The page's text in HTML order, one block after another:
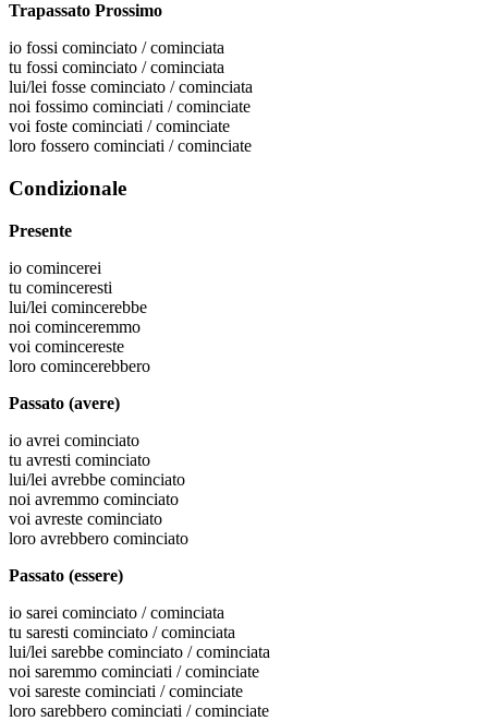
Trapassato Prossimo
io fossi cominciato / cominciata
tu fossi cominciato / cominciata
lui/lei fosse cominciato / cominciata
noi fossimo cominciati / cominciate
voi foste cominciati / cominciate
loro fossero cominciati / cominciate
Condizionale
Presente
io comincerei
tu cominceresti
lui/lei comincerebbe
noi cominceremmo
voi comincereste
loro comincerebbero
Passato (avere)
io avrei cominciato
tu avresti cominciato
lui/lei avrebbe cominciato
noi avremmo cominciato
voi avreste cominciato
loro avrebbero cominciato
Passato (essere)
io sarei cominciato / cominciata
tu saresti cominciato / cominciata
lui/lei sarebbe cominciato / cominciata
noi saremmo cominciati / cominciate
voi sareste cominciati / cominciate
loro sarebbero cominciati / cominciate